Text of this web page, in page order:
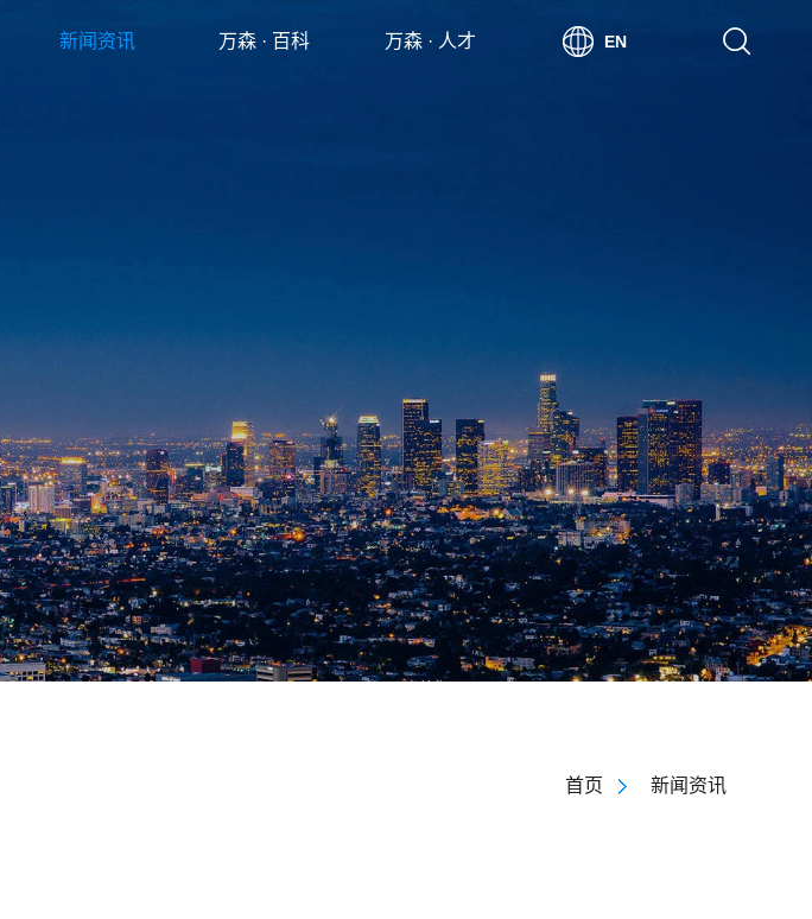
新闻资讯 万森 · 百科 万森 · 人才 EN
首页 新闻资讯